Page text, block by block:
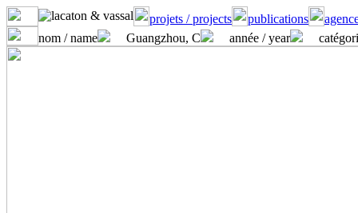
projets / projects publications
nom / name
Guangzhou, C année / year